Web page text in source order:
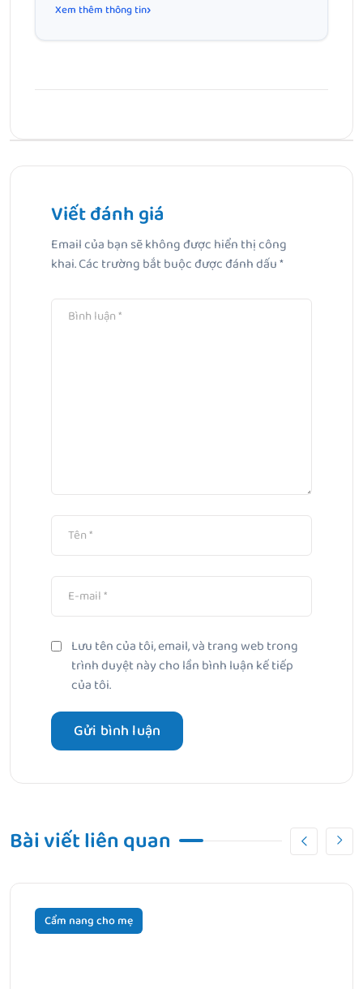
Xem thêm thông tin
Bị nám ở tay: Nguyên nhân và cách cải thiện sắc tố da
Bài Tiếp Theo
Top 10 kem đánh răng cho bé 18 tháng bắt đầu tập đánh
Viết đánh giá
Email của bạn sẽ không được hiển thị công
khai.Các trường bắt buộc được đánh dấu*
Lưu tên của tôi, email, và trang web trong
trình duyệt này cho lần bình luận kế tiếp
của tôi.
Bài viết liên quan
Cẩm nang cho mẹ